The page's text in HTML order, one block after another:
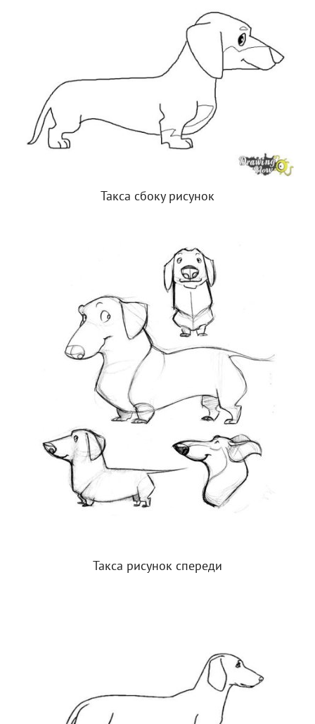
Такса сбоку рисунок
Такса рисунок спереди